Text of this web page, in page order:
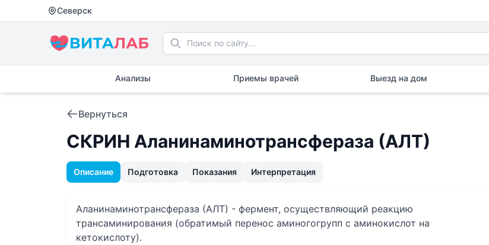
Северск
Анализы Приемы врачей Выезд на дом
Вернуться
СКРИН Аланинаминотрансфераза (АЛТ)
Описание Подготовка Показания Интерпретация
Аланинаминотрансфераза (АЛТ) - фермент, осуществляющий реакцию
трансаминирования (обратимый перенос аминогогрупп с аминокислот на
кетокислоту).